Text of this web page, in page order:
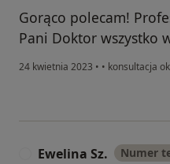
Gorąco polecam!
Pani Doktor wszystko
24 kwietnia 2023 • • konsultacja
Ewelina Sz. Numer